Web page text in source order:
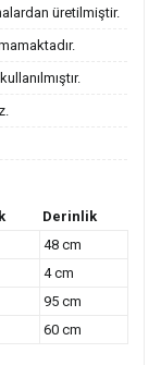
üretilmiştir.
Derinlik
48 cm
4 cm
95 cm
60 cm